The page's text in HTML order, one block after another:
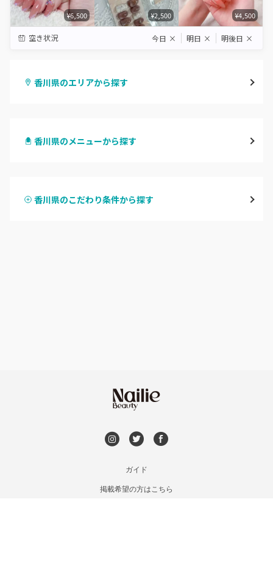
¥6,500 ¥2,500 ¥4,500
空き状況 今日 × 明日 × 明後日 ×
香川県のエリアから探す
坂出・丸亀・善通寺
香川県のメニューから探す
ハンドスカルプ
香川県のこだわり条件から探す
ガイド
掲載希望の方はこちら